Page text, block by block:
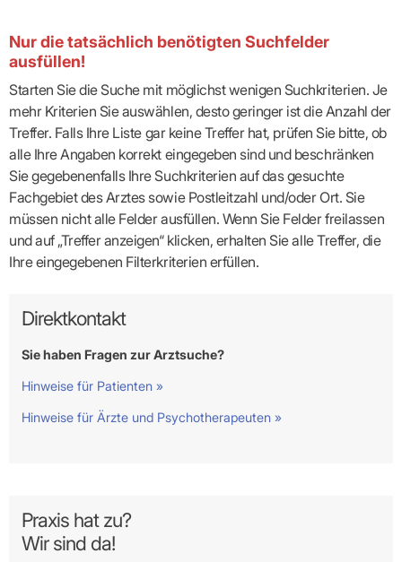
Nur die tatsächlich benötigten Suchfelder
ausfüllen!
Starten Sie die Suche mit möglichst wenigen Suchkriterien. Je
mehr Kriterien Sie auswählen, desto geringer ist die Anzahl der
Treffer. Falls Ihre Liste gar keine Treffer hat, prüfen Sie bitte, ob
alle Ihre Angaben korrekt eingegeben sind und beschränken
Sie gegebenenfalls Ihre Suchkriterien auf das gesuchte
Fachgebiet des Arztes sowie Postleitzahl und/oder Ort. Sie
müssen nicht alle Felder ausfüllen. Wenn Sie Felder freilassen
und auf „Treffer anzeigen“ klicken, erhalten Sie alle Treffer, die
Ihre eingegebenen Filterkriterien erfüllen.
Direktkontakt
Sie haben Fragen zur Arztsuche?
Hinweise für Patienten »
Hinweise für Ärzte und Psychotherapeuten »
Praxis hat zu?
Wir sind da!